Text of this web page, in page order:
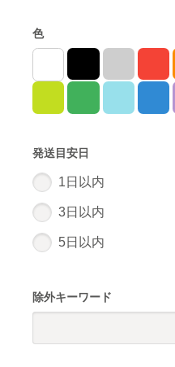
色
発送目安日
1日以内
3日以内
5日以内
除外キーワード